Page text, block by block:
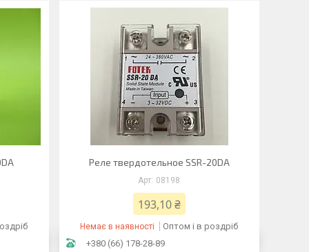
Реле твердотельное SSR-20DA
08198
193,10 ₴
Немає в наявності
Оптом і в роздріб
+380 (66) 178-28-89